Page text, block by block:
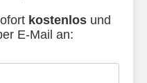
kostenlosund
E-Mail an: